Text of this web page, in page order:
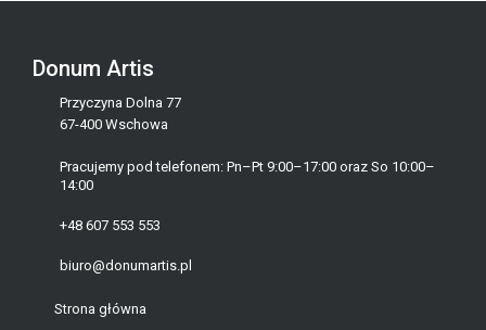
Donum Artis
Przyczyna Dolna 77
67-400 Wschowa
Pracujemy pod telefonem: Pn–Pt 9:00–17:00 oraz So 10:00–
14:00
+48 607 553 553
biuro@donumartis.pl
Strona główna